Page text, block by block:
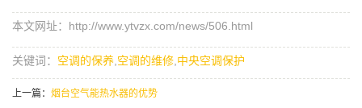
本文网址：http://www.ytvzx.com/news/506.html
关键词： 空调的保养 空调的维修 中央空调保护
上一篇： 烟台空气能热水器的优势